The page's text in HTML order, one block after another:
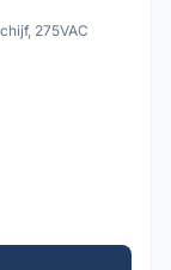
275VAC